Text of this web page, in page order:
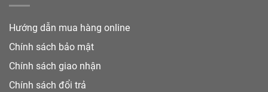
Hướng dẫn mua hàng online
Chính sách bảo mật
Chính sách giao nhận
Chính sách đổi trả